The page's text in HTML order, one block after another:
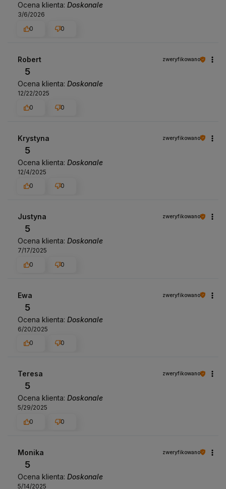
Ocena klienta: Doskonale
3/6/2026
0
0
Robert zweryfikowano
5
Ocena klienta: Doskonale
12/22/2025
0
0
Krystyna zweryfikowano
5
Ocena klienta: Doskonale
12/4/2025
0
0
Justyna zweryfikowano
5
Ocena klienta: Doskonale
7/17/2025
0
0
Ewa zweryfikowano
5
Ocena klienta: Doskonale
6/20/2025
0
0
Teresa zweryfikowano
5
Ocena klienta: Doskonale
5/29/2025
0
0
Monika zweryfikowano
5
Ocena klienta: Doskonale
5/14/2025